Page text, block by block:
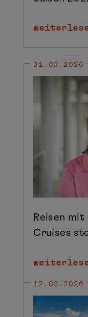
Reisen mit
Cruises
31.03.2026
12.03.2026